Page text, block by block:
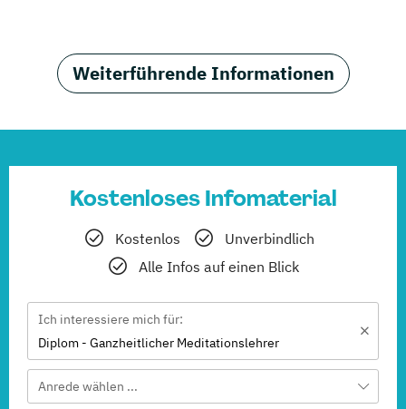
Weiterführende Informationen
Kostenloses Infomaterial
Kostenlos
Unverbindlich
Alle Infos auf einen Blick
Ich interessiere mich für:
Diplom - Ganzheitlicher Meditationslehrer
Anrede wählen ...